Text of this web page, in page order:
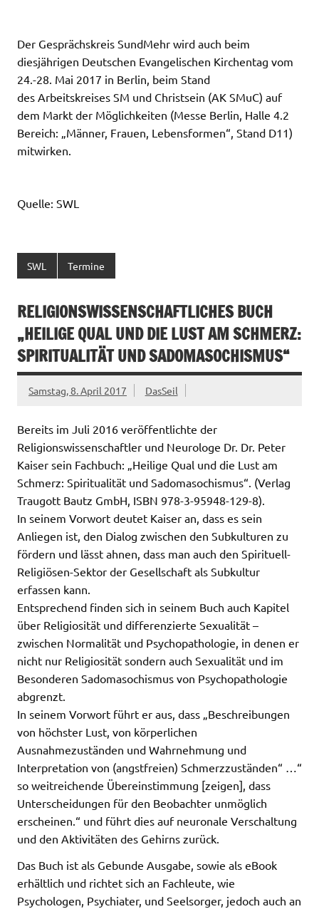
Der Gesprächskreis SundMehr wird auch beim
diesjährigen Deutschen Evangelischen Kirchentag vom
24.-28. Mai 2017 in Berlin, beim Stand
des Arbeitskreises SM und Christsein (AK SMuC) auf
dem Markt der Möglichkeiten (Messe Berlin, Halle 4.2
Bereich: „Männer, Frauen, Lebensformen“, Stand D11)
mitwirken.
Quelle: SWL
SWL Termine
RELIGIONSWISSENSCHAFTLICHES BUCH
„HEILIGE QUAL UND DIE LUST AM SCHMERZ:
SPIRITUALITÄT UND SADOMASOCHISMUS“
Samstag, 8. April 2017 DasSeil
Bereits im Juli 2016 veröffentlichte der
Religionswissenschaftler und Neurologe Dr. Dr. Peter
Kaiser sein Fachbuch: „Heilige Qual und die Lust am
Schmerz: Spiritualität und Sadomasochismus“. (Verlag
Traugott Bautz GmbH, ISBN 978-3-95948-129-8).
In seinem Vorwort deutet Kaiser an, dass es sein
Anliegen ist, den Dialog zwischen den Subkulturen zu
fördern und lässt ahnen, dass man auch den Spirituell-
Religiösen-Sektor der Gesellschaft als Subkultur
erfassen kann.
Entsprechend finden sich in seinem Buch auch Kapitel
über Religiosität und differenzierte Sexualität –
zwischen Normalität und Psychopathologie, in denen er
nicht nur Religiosität sondern auch Sexualität und im
Besonderen Sadomasochismus von Psychopathologie
abgrenzt.
In seinem Vorwort führt er aus, dass „Beschreibungen
von höchster Lust, von körperlichen
Ausnahmezuständen und Wahrnehmung und
Interpretation von (angstfreien) Schmerzzuständen“ …“
so weitreichende Übereinstimmung [zeigen], dass
Unterscheidungen für den Beobachter unmöglich
erscheinen.“ und führt dies auf neuronale Verschaltung
und den Aktivitäten des Gehirns zurück.
Das Buch ist als Gebunde Ausgabe, sowie als eBook
erhältlich und richtet sich an Fachleute, wie
Psychologen, Psychiater, und Seelsorger, jedoch auch an